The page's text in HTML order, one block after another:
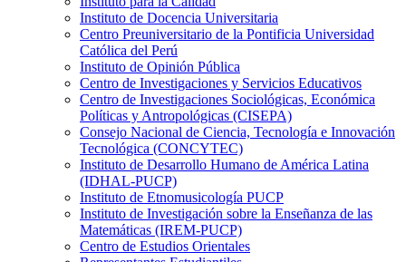
Instituto de Docencia Universitaria
Centro Preuniversitario de la Pontificia Universidad
Católica del Perú
Instituto de Opinión Pública
Centro de Investigaciones y Servicios Educativos
Centro de Investigaciones Sociológicas, Económica
Políticas y Antropológicas (CISEPA)
Consejo Nacional de Ciencia, Tecnología e Innovación
Tecnológica (CONCYTEC)
Instituto de Desarrollo Humano de América Latina
(IDHAL-PUCP)
Instituto de Etnomusicología PUCP
Instituto de Investigación sobre la Enseñanza de las
Matemáticas (IREM-PUCP)
Centro de Estudios Orientales